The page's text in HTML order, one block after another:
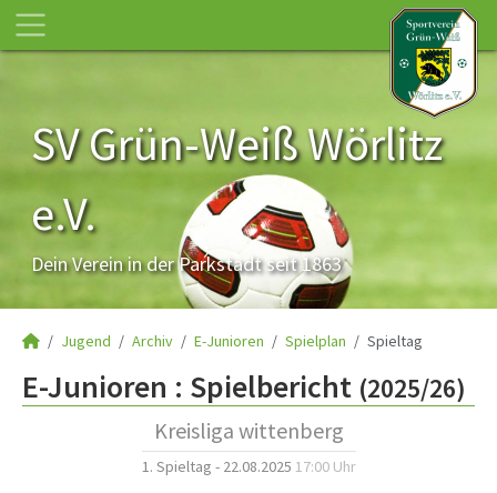
SV Grün-Weiß Wörlitz
e.V.
Dein Verein in der Parkstadt seit 1863
Jugend Archiv E-Junioren Spielplan Spieltag
E-Junioren : Spielbericht (2025/26)
Kreisliga wittenberg
1. Spieltag - 22.08.2025 17:00 Uhr